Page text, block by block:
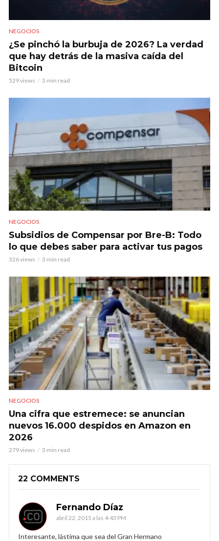
NEGOCIOS
¿Se pinchó la burbuja de 2026? La verdad
que hay detrás de la masiva caída del
Bitcoin
529 views 3 min read
NEGOCIOS
Subsidios de Compensar por Bre-B: Todo
lo que debes saber para activar tus pagos
326 views 3 min read
NEGOCIOS
Una cifra que estremece: se anuncian
nuevos 16.000 despidos en Amazon en
2026
279 views 3 min read
22 COMMENTS
Fernando Díaz
abril 22, 2015 a las 4:43 PM
Interesante, lástima que sea del Gran Hermano